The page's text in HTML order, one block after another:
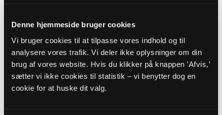
Denne hjemmeside bruger cookies
Vi bruger cookies til at tilpasse vores indhold og til
analysere vores trafik. Vi deler ikke oplysninger om din
brug af vores website. Hvis du klikker på knappen ’Afvis,’
sætter vi ikke cookies til statistik – vi benytter dog en
cookie for at huske dit valg.
AUG
Gudstjeneste med...
Trinitatis Kirke, kl. 10:00
Anna Sofie Orheim